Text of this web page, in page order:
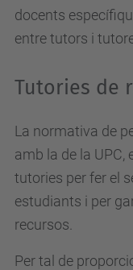
docents
entre tutors i
Tutories de
La normativa de
amb la de la UPC,
tutories per fer el
estudiants i per
recursos.
Per tal de